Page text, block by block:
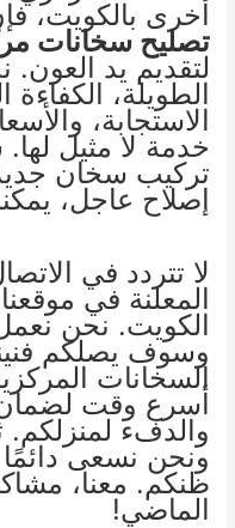
أخرى بالكويت،
تصليح سخانات
لتقديم يد
الطويلة،
الاستجابة،
خدمة لا مثيل
تركيب سخان
إصلاح عاجل،
لا تتردد في
المعلنة في
الكويت
وسوف يصلكم
السخانات
أسرع وقت لضمان
والدفء لمنزلكم.
ونحن نسعى
ظنكم. معنا،
الماضي!